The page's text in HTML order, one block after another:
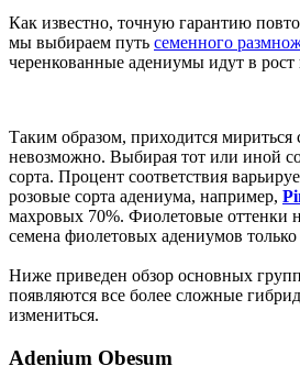
Как известно, точную гарантию
мы выбираем путь семенного
черенкованные адениумы идут в рост
Таким образом, приходится мириться
невозможно. Выбирая тот или иной
сорта. Процент соответствия
розовые сорта адениума, например,
махровых 70%. Фиолетовые оттенки
семена фиолетовых адениумов
Ниже приведен обзор основных
появляются все более сложные
измениться.
Adenium Obesum